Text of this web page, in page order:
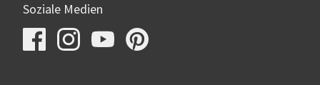
Soziale Medien